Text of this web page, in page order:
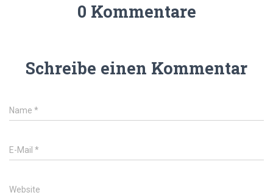
0 Kommentare
Schreibe einen Kommentar
Name *
E-Mail *
Website